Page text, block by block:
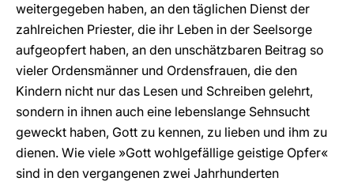
weitergegeben haben, an den täglichen Dienst der
zahlreichen Priester, die ihr Leben in der Seelsorge
aufgeopfert haben, an den unschätzbaren Beitrag so
vieler Ordensmänner und Ordensfrauen, die den
Kindern nicht nur das Lesen und Schreiben gelehrt,
sondern in ihnen auch eine lebenslange Sehnsucht
geweckt haben, Gott zu kennen, zu lieben und ihm zu
dienen. Wie viele »Gott wohlgefällige geistige Opfer«
sind in den vergangenen zwei Jahrhunderten